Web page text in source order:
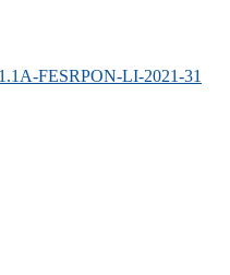
FESRPON-LI-2021-31